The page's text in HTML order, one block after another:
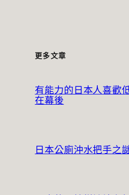
更多文章
有能力的日本人喜歡
在幕後
日本公廁沖水把手之